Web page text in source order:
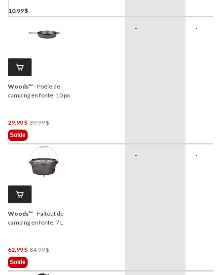
10,99 $
Woods™ - Poêle de
camping en fonte, 10 po
29,99 $ 39,99 $Prix
39,99 $
Solde
- -
Woods™ - Faitout de
camping en fonte, 7 L
62,99 $ 84,99 $Prix
84,99 $
Solde
- -